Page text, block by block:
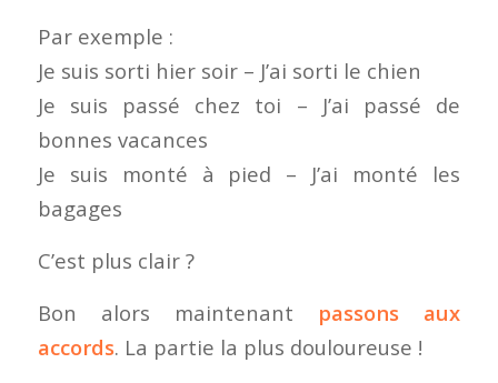
Par exemple :
Je suis sorti hier soir – J’ai sorti le chien
Je suis passé chez toi – J’ai passé de
bonnes vacances
Je suis monté à pied – J’ai monté les
bagages
C’est plus clair ?
Bon alors maintenant passons aux
accords. La partie la plus douloureuse !